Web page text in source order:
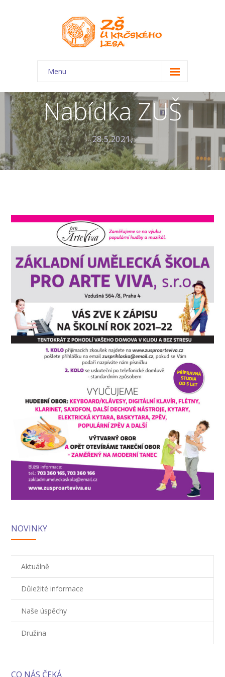
Menu
O škole
-- Charakteristika školy
-- Plán školního roku
-- Dokumenty
-- Virtuální prohlídka
-- Inspekční zpráva
Pedagogický sbor
-- Vedení školy
-- Třídní učitelé
-- Netřídní učitelé
-- Vychovatelé
-- Školní poradenské pracoviště
---- Výchovný poradce
---- Speciální pedagog
---- Metodik prevence
---- Školní psycholog
---- Koordinátor vzdělávání cizinců
Prvnáčci
Nabídka ZUŠ
28.5.2021,
NOVINKY
Aktuálně
Důležité informace
Naše úspěchy
Družina
CO NÁS ČEKÁ